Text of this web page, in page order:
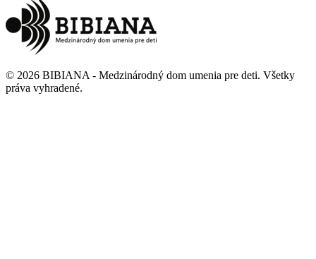
© 2026 BIBIANA - Medzinárodný dom umenia pre deti. Všetky
práva vyhradené.